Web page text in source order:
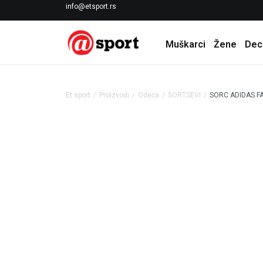
info@etsport.rs
LICENCIRANI CLEARANCE PARTNER ADIDAS
Muškarci Žene
Et sport Proizvodi Odeća ŠORTSEVI SORC ADIDAS